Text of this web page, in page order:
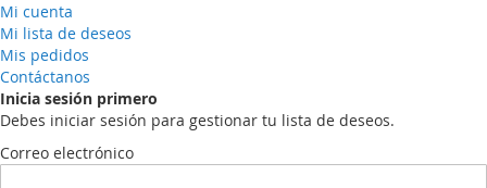
Mi cuenta
Mi lista de deseos
Mis pedidos
Contáctanos
Inicia sesión primero
Debes iniciar sesión para gestionar tu lista de deseos.
Correo electrónico